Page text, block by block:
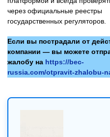
через официальные реестры
государственных регуляторов.
Если вы пострадали от
компании — вы можете
жалобу на https://bec-
russia.com/otpravit-zhalobu-